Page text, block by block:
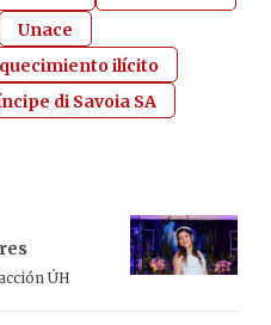
Unace
ilícito
di Savoia SA
ÚH